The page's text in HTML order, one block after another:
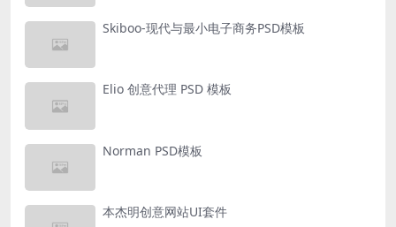
Skiboo-现代与最小电子商务PSD模板
Elio 创意代理 PSD 模板
Norman PSD模板
本杰明创意网站UI套件